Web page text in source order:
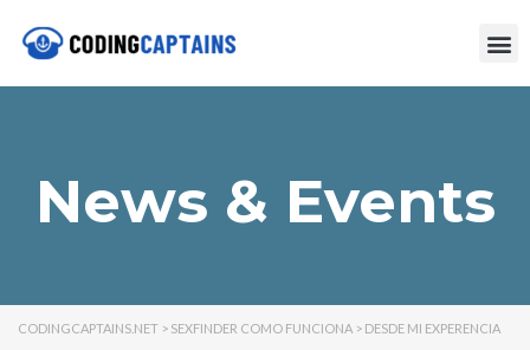
News & Events
CODINGCAPTAINS.NET > SEXFINDER COMO FUNCIONA > DESDE MI EXPERENCIA